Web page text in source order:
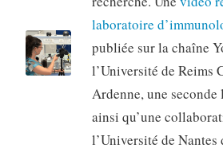
laboratoire
publiée sur la chaîne
l’Université de Reims
Ardenne, une
ainsi qu’une
l’Université de Nantes